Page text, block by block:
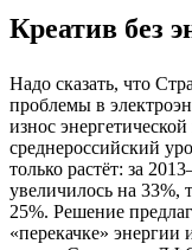
Креатив без
Надо сказать, что
проблемы в
износ
среднероссийский
только растёт: за
увеличилось на 33%,
25%. Решение
«перекачке»